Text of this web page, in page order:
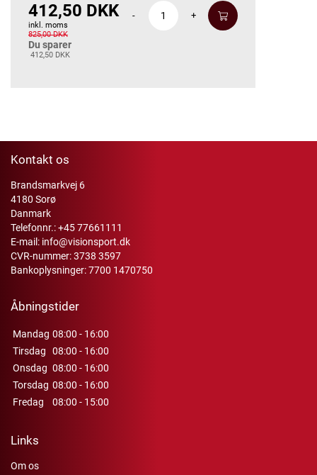
412,50 DKK
inkl. moms
825,00 DKK
Du sparer
412,50 DKK
- +
Kontakt os
Brandsmarkvej 6
4180 Sorø
Danmark
Telefonnr.:+45 77661111
E-mail: info@visionsport.dk
CVR-nummer: 3738 3597
Bankoplysninger: 7700 1470750
Åbningstider
Mandag 08:00 - 16:00
Tirsdag
08:00 - 16:00
Onsdag 08:00 - 16:00
Torsdag 08:00 - 16:00
Fredag
08:00 - 15:00
Links
Om os